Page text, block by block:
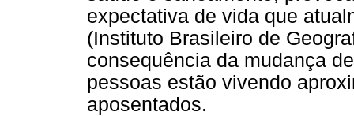
expectativa de vida que
(Instituto Brasileiro de
consequência da mudança
pessoas estão vivendo
aposentados.